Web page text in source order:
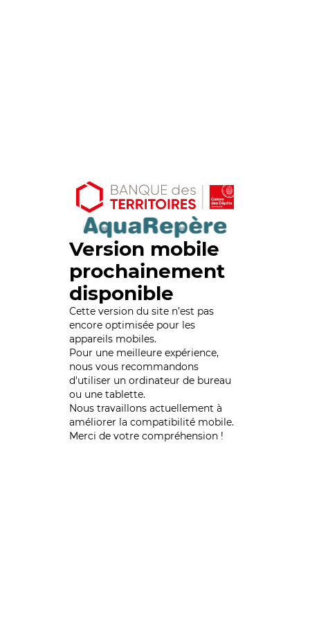
Version mobile
prochainement
disponible
Cette version du site n’est pas
encore optimisée pour les
appareils mobiles.
Pour une meilleure expérience,
nous vous recommandons
d'utiliser un ordinateur de bureau
ou une tablette.
Nous travaillons actuellement à
améliorer la compatibilité mobile.
Merci de votre compréhension !